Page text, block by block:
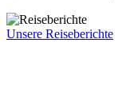
Unsere Reiseberichte